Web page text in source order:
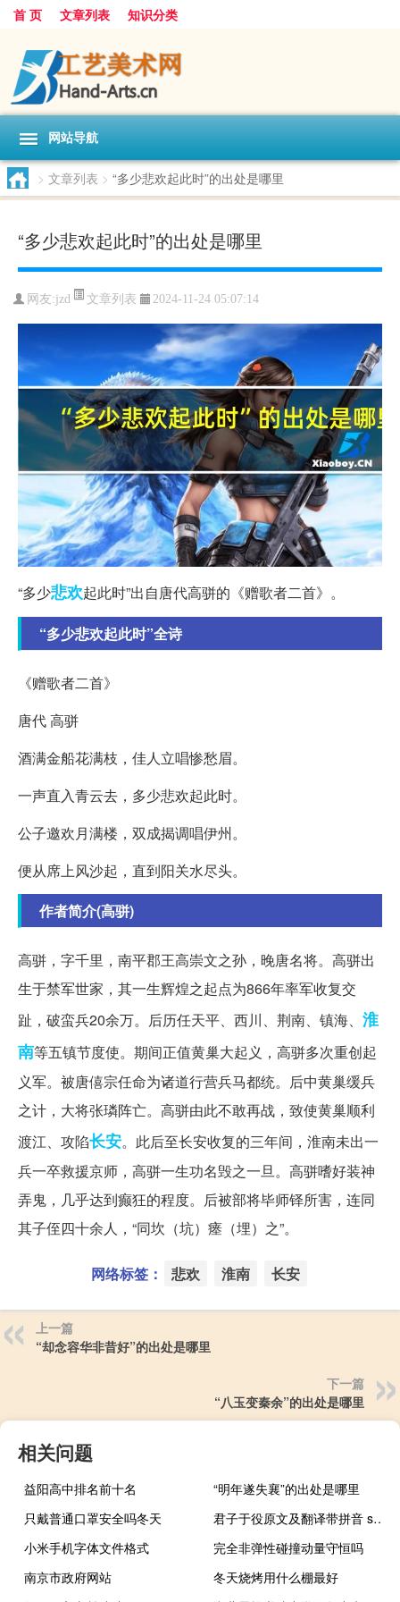
首 页 文章列表 知识分类
网站导航
> 文章列表 > “多少悲欢起此时”的出处是哪里
“多少悲欢起此时”的出处是哪里
网友:jzd 文章列表 2024-11-24 05:07:14
“多少悲欢起此时”出自唐代高骈的《赠歌者二首》。
“多少悲欢起此时”全诗
《赠歌者二首》
唐代 高骈
酒满金船花满枝，佳人立唱惨愁眉。
一声直入青云去，多少悲欢起此时。
公子邀欢月满楼，双成揭调唱伊州。
便从席上风沙起，直到阳关水尽头。
作者简介(高骈)
高骈，字千里，南平郡王高崇文之孙，晚唐名将。高骈出
生于禁军世家，其一生辉煌之起点为866年率军收复交
趾，破蛮兵20余万。后历任天平、西川、荆南、镇海、 淮
南等五镇节度使。期间正值黄巢大起义，高骈多次重创起
义军。被唐僖宗任命为诸道行营兵马都统。后中黄巢缓兵
之计，大将张璘阵亡。高骈由此不敢再战，致使黄巢顺利
渡江、攻陷长安。此后至长安收复的三年间，淮南未出一
兵一卒救援京师，高骈一生功名毁之一旦。高骈嗜好装神
弄鬼，几乎达到癫狂的程度。后被部将毕师铎所害，连同
其子侄四十余人，“同坎（坑）瘗（埋）之”。
网络标签： 悲欢 淮南 长安
上一篇
“却念容华非昔好”的出处是哪里
下一篇
“八玉变秦余”的出处是哪里
相关问题
益阳高中排名前十名
“明年遂失襄”的出处是哪里
只戴普通口罩安全吗冬天
君子于役原文及翻译带拼音 shi（君子于役全文拼音）
小米手机字体文件格式
完全非弹性碰撞动量守恒吗
南京市政府网站
冬天烧烤用什么棚最好